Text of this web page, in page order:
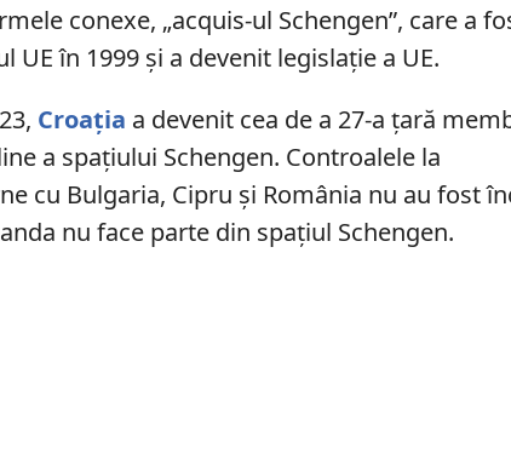
conexe, „acquis-ul Schengen”, care a
UE în 1999 și a devenit legislație a UE.
Croația a devenit cea de a 27-a țară
a spațiului Schengen. Controalele la
cu Bulgaria, Cipru și România nu au fost
nu face parte din spațiul Schengen.